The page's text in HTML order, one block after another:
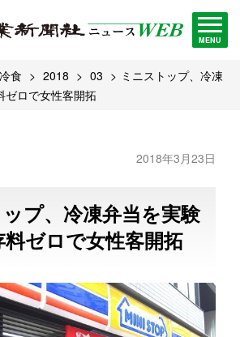
MENU
冷食 2018 03
ミニストップ、冷凍
ゼロで女性客開拓
2018年3月23日
プ、冷凍弁当を実験
料ゼロで女性客開拓